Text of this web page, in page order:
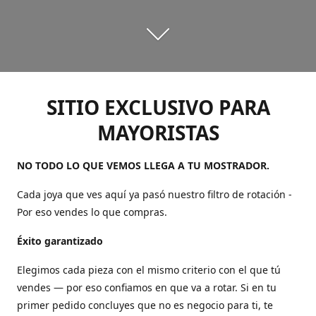
SITIO EXCLUSIVO PARA
MAYORISTAS
NO TODO LO QUE VEMOS LLEGA A TU MOSTRADOR.
Cada joya que ves aquí ya pasó nuestro filtro de rotación -
Por eso vendes lo que compras.
Éxito garantizado
Elegimos cada pieza con el mismo criterio con el que tú
vendes — por eso confiamos en que va a rotar. Si en tu
primer pedido concluyes que no es negocio para ti, te